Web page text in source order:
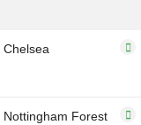
Chelsea
Nottingham Forest